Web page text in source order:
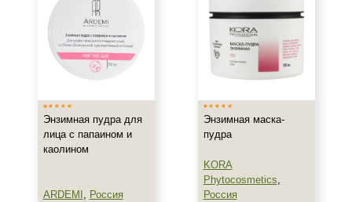
SPF 30
SPF 50
SPF 85
Энзимная пудра для
лица с папаином и
каолином
ARDEMI , Россия
Энзимная маска-
пудра
KORA
Phytocosmetics,
Россия